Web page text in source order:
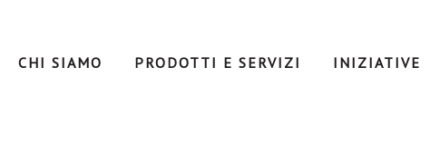
CHI SIAMO PRODOTTI E SERVIZI INIZIATIVE